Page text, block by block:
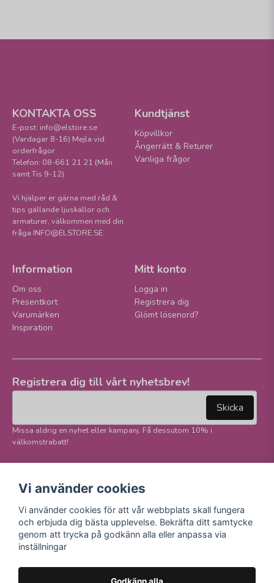
KONTAKTA OSS
E-post: info@elstore.se
(Vardagar 8-16) Mejla vid
orderfrågor
Telefon: 08-661 21 21 (Mån
samt Tis 9-12)
Vi hjälper er gärna med råd &
tips gällande ljuskällor och
armaturer, välkommen med din
fråga INFO@ELSTORE.SE
Kundtjänst
Köpvillkor
Ångerrätt & Returer
Vanliga frågor
Information
Om oss
Presentkort
Varumärken
Inspiration
Mitt konto
Logga in
Registrera dig
Glömt lösenord?
Registrera dig till vårt nyhetsbrev!
Skicka
Missa aldrig en nyhet eller kampanj. Få dessutom 10% i
välkomstrabatt!
sociala medier!
Facebook
Instagram
Youtube
E-handel
Vi använder cookies
Vi använder cookies för att vår webbplats skall fungera
och erbjuda dig bästa upplevelse. Bekräfta ditt samtycke
genom att trycka på godkänn alla eller anpassa via
inställningar
Godkänn alla